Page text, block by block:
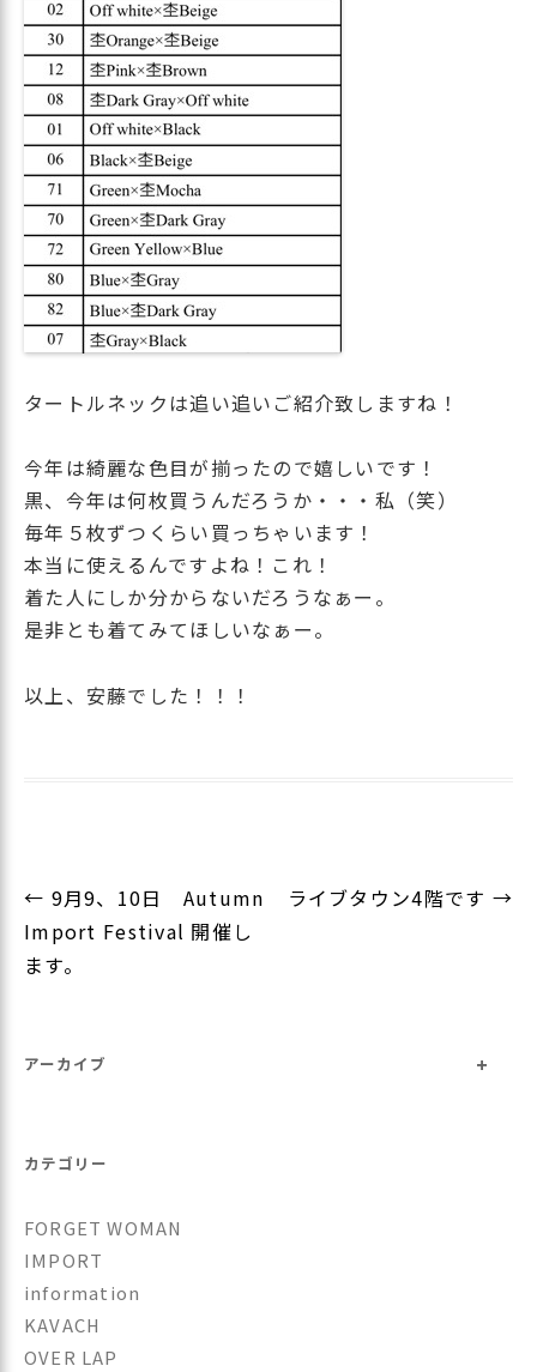
タートルネックは追い追いご紹介致しますね！
今年は綺麗な色目が揃ったので嬉しいです！
黒、今年は何枚買うんだろうか・・・私（笑）
毎年５枚ずつくらい買っちゃいます！
本当に使えるんですよね！これ！
着た人にしか分からないだろうなぁー。
是非とも着てみてほしいなぁー。
以上、安藤でした！！！
投
稿
ナ
ー
ン
← 9月9、10日 Autumn
Import Festival 開催し
ます。
ライブタウン4階です →
アーカイブ +
カテゴリー
FORGET WOMAN
IMPORT
information
KAVACH
OVER LAP